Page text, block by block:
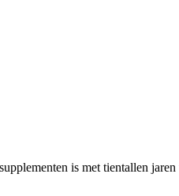
is met tientallen